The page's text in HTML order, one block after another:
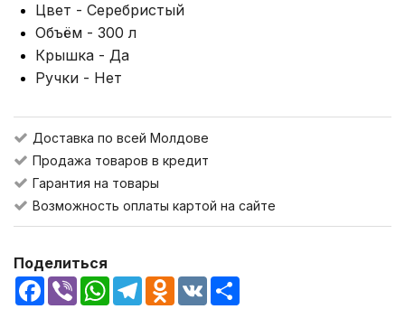
Цвет - Серебристый
Объём - 300 л
Крышка - Да
Ручки - Нет
Доставка по всей Молдове
Продажа товаров в кредит
Гарантия на товары
Возможность оплаты картой на сайте
Поделиться
Facebook
Viber WhatsApp
TelegramOdnoklassniki
VK